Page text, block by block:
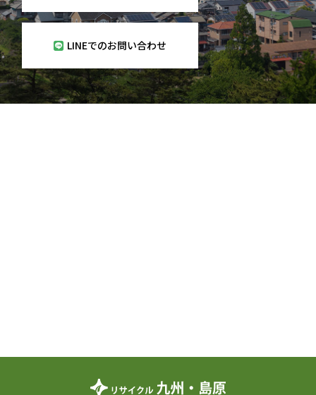
LINEでのお問い合わせ